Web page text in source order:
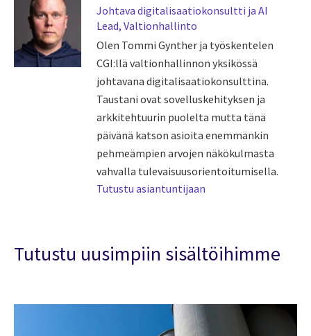
Johtava digitalisaatiokonsultti ja AI
Lead, Valtionhallinto
Olen Tommi Gynther ja työskentelen
CGI:llä valtionhallinnon yksikössä
johtavana digitalisaatiokonsulttina.
Taustani ovat sovelluskehityksen ja
arkkitehtuurin puolelta mutta tänä
päivänä katson asioita enemmänkin
pehmeämpien arvojen näkökulmasta
vahvalla tulevaisuusorientoitumisella.
Tutustu asiantuntijaan
Tutustu uusimpiin sisältöihimme